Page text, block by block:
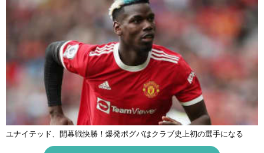
コメントポスト アリ／ナシ
ショップ
登録・ログイン/マイルーム
ユナイテッド、開幕戦快勝！爆発ポグバはクラブ史上初の選手になる